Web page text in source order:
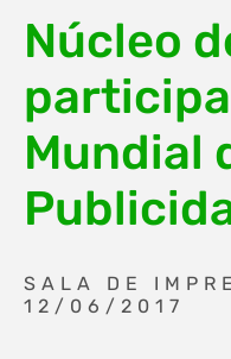
Núcleo
Mundial
SALA DE
12/06/2017